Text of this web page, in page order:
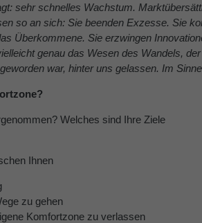
sehr schnelles Wachstum.
so an sich: Sie beenden Exzesse. Sie
Überkommene. Sie erzwingen
genau das Wesen des Wandels,
war, hinter uns gelassen. Im
Welches sind Ihre Ziele
Ihnen
zu gehen
Komfortzone zu verlassen